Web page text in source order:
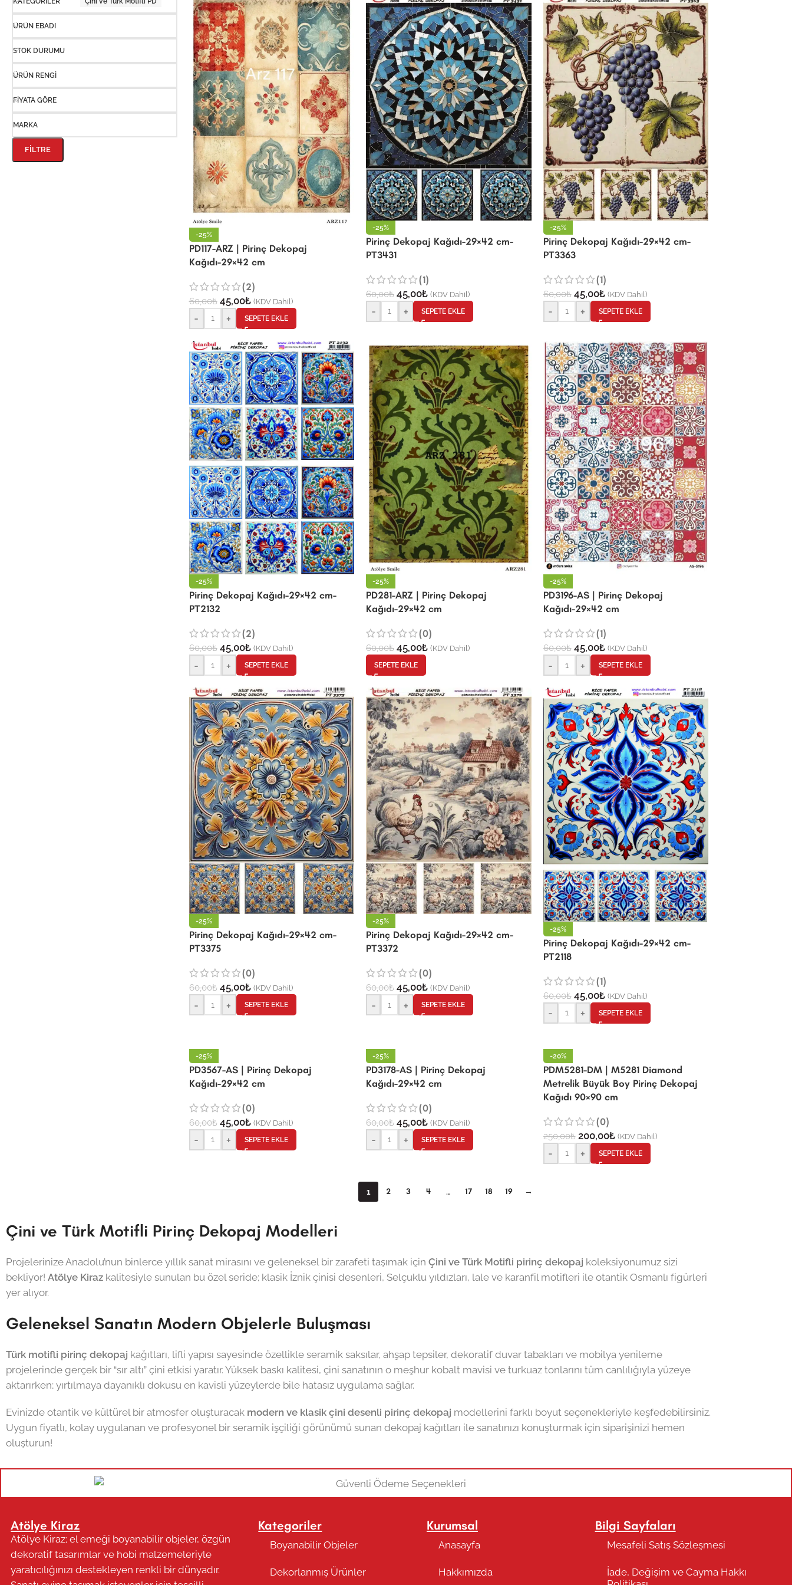
ÜRÜN EBADI
STOK DURUMU
ÜRÜN RENGI
FIYATA GÖRE
MARKA
FILTRE
-25%
PD117-ARZ | Pirinç Dekopaj
Kağıdı-29×42 cm
(2)
60,00₺ 45,00₺ (KDV Dahil)
- + SEPETE EKLE
-25%
Pirinç Dekopaj Kağıdı-29×42 cm-
PT3431
(1)
60,00₺ 45,00₺ (KDV Dahil)
- + SEPETE EKLE
-25%
Pirinç Dekopaj Kağıdı-29×42 cm-
PT3363
(1)
60,00₺ 45,00₺ (KDV Dahil)
- + SEPETE EKLE
-25%
Pirinç Dekopaj Kağıdı-29×42 cm-
PT2132
(2)
60,00₺ 45,00₺ (KDV Dahil)
- + SEPETE EKLE
-25%
PD281-ARZ | Pirinç Dekopaj
Kağıdı-29×42 cm
(0)
60,00₺ 45,00₺ (KDV Dahil)
SEPETE EKLE
-25%
PD3196-AS | Pirinç Dekopaj
Kağıdı-29×42 cm
(1)
60,00₺ 45,00₺ (KDV Dahil)
- + SEPETE EKLE
-25%
Pirinç Dekopaj Kağıdı-29×42 cm-
PT3375
(0)
60,00₺ 45,00₺ (KDV Dahil)
- + SEPETE EKLE
-25%
Pirinç Dekopaj Kağıdı-29×42 cm-
PT3372
(0)
60,00₺ 45,00₺ (KDV Dahil)
- + SEPETE EKLE
-25%
Pirinç Dekopaj Kağıdı-29×42 cm-
PT2118
(1)
60,00₺ 45,00₺ (KDV Dahil)
- + SEPETE EKLE
-25%
PD3567-AS | Pirinç Dekopaj
Kağıdı-29×42 cm
(0)
60,00₺ 45,00₺ (KDV Dahil)
- + SEPETE EKLE
-25%
PD3178-AS | Pirinç Dekopaj
Kağıdı-29×42 cm
(0)
60,00₺ 45,00₺ (KDV Dahil)
- + SEPETE EKLE
-20%
PDM5281-DM | M5281 Diamond
Metrelik Büyük Boy Pirinç Dekopaj
Kağıdı 90×90 cm
(0)
250,00₺ 200,00₺ (KDV Dahil)
- + SEPETE EKLE
1 2 3 4 … 17 18 19 →
Çini ve Türk Motifli Pirinç Dekopaj Modelleri
Projelerinize Anadolu’nun binlerce yıllık sanat mirasını ve geleneksel bir zarafeti taşımak için Çini ve Türk Motifli pirinç dekopaj koleksiyonumuz sizi
bekliyor! Atölye Kiraz kalitesiyle sunulan bu özel seride; klasik İznik çinisi desenleri, Selçuklu yıldızları, lale ve karanfil motifleri ile otantik Osmanlı figürleri
yer alıyor.
Geleneksel Sanatın Modern Objelerle Buluşması
Türk motifli pirinç dekopaj kağıtları, lifli yapısı sayesinde özellikle seramik saksılar, ahşap tepsiler, dekoratif duvar tabakları ve mobilya yenileme
projelerinde gerçek bir “sır altı” çini etkisi yaratır. Yüksek baskı kalitesi, çini sanatının o meşhur kobalt mavisi ve turkuaz tonlarını tüm canlılığıyla yüzeye
aktarırken; yırtılmaya dayanıklı dokusu en kavisli yüzeylerde bile hatasız uygulama sağlar.
Evinizde otantik ve kültürel bir atmosfer oluşturacak modern ve klasik çini desenli pirinç dekopaj modellerini farklı boyut seçenekleriyle keşfedebilirsiniz.
Uygun fiyatlı, kolay uygulanan ve profesyonel bir seramik işçiliği görünümü sunan dekopaj kağıtları ile sanatınızı konuşturmak için siparişinizi hemen
oluşturun!
Atölye Kiraz
Atölye Kiraz; el emeği boyanabilir objeler, özgün
dekoratif tasarımlar ve hobi malzemeleriyle
yaratıcılığınızı destekleyen renkli bir dünyadır.
Kategoriler
Boyanabilir Objeler
Dekorlanmış Ürünler
Kurumsal
Anasayfa
Hakkımızda
Bilgi Sayfaları
Mesafeli Satış Sözleşmesi
İade, Değişim ve Cayma Hakkı